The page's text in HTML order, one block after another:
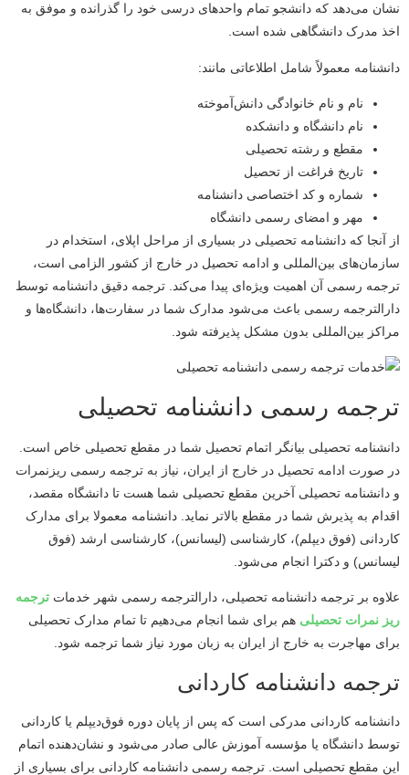
نشان می‌دهد که دانشجو تمام واحدهای درسی خود را گذرانده و موفق به
اخذ مدرک دانشگاهی شده است.
دانشنامه معمولاً شامل اطلاعاتی مانند:
نام و نام خانوادگی دانش‌آموخته
نام دانشگاه و دانشکده
مقطع و رشته تحصیلی
تاریخ فراغت از تحصیل
شماره و کد اختصاصی دانشنامه
مهر و امضای رسمی دانشگاه
از آنجا که دانشنامه تحصیلی در بسیاری از مراحل اپلای، استخدام در
سازمان‌های بین‌المللی و ادامه تحصیل در خارج از کشور الزامی است،
ترجمه رسمی آن اهمیت ویژه‌ای پیدا می‌کند. ترجمه دقیق دانشنامه توسط
دارالترجمه رسمی باعث می‌شود مدارک شما در سفارت‌ها، دانشگاه‌ها و
مراکز بین‌المللی بدون مشکل پذیرفته شود.
ترجمه رسمی دانشنامه تحصیلی
دانشنامه تحصیلی بیانگر اتمام تحصیل شما در مقطع تحصیلی خاص است.
در صورت ادامه تحصیل در خارج از ایران، نیاز به ترجمه رسمی ریزنمرات
و دانشنامه تحصیلی آخرین مقطع تحصیلی شما هست تا دانشگاه مقصد،
اقدام به پذیرش شما در مقطع بالاتر نماید. دانشنامه معمولا برای مدارک
کاردانی (فوق دیپلم)، کارشناسی (لیسانس)، کارشناسی ارشد (فوق
لیسانس) و دکترا انجام می‌شود.
علاوه بر ترجمه دانشنامه تحصیلی، دارالترجمه رسمی شهر خدمات ترجمه
ریز نمرات تحصیلی هم برای شما انجام می‌دهیم تا تمام مدارک تحصیلی
برای مهاجرت به خارج از ایران به زبان مورد نیاز شما ترجمه شود.
ترجمه دانشنامه کاردانی
دانشنامه کاردانی مدرکی است که پس از پایان دوره فوق‌دیپلم یا کاردانی
توسط دانشگاه یا مؤسسه آموزش عالی صادر می‌شود و نشان‌دهنده اتمام
این مقطع تحصیلی است. ترجمه رسمی دانشنامه کاردانی برای بسیاری از